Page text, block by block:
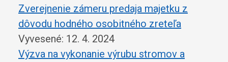
Zverejnenie zámeru predaja majetku z
dôvodu hodného osobitného zreteľa
Vyvesené: 12. 4. 2024
Výzva na vykonanie výrubu stromov a